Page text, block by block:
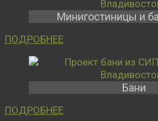
Минигостиницы и
ПОДРОБНЕЕ
Бани
ПОДРОБНЕЕ